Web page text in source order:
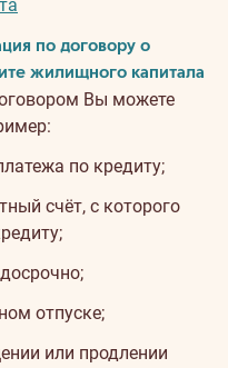
по договору о
жилищного капитала
Вы можете
по кредиту;
счёт, с которого
отпуске;
или продлении